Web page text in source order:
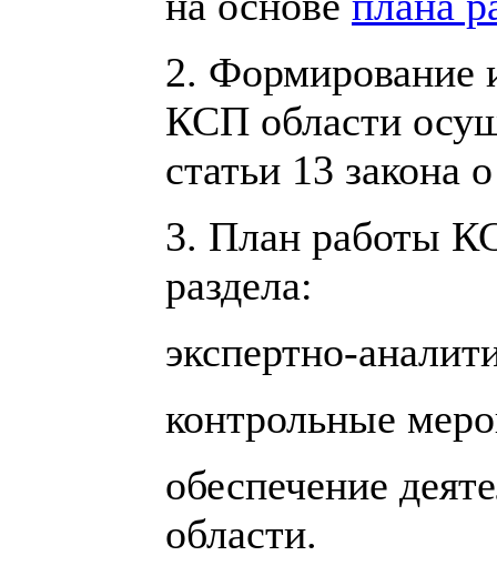
2. Формирование
КСП области
статьи 13 закона
3. План работы
раздела:
экспертно-
контрольные
обеспечение
области.